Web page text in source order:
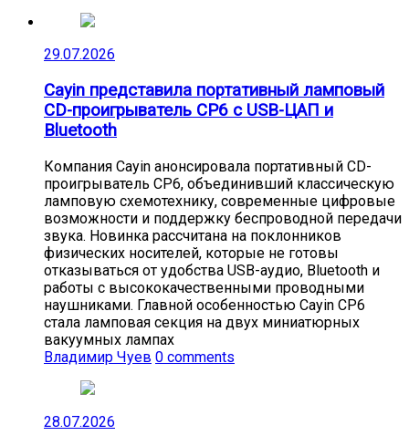
29.07.2026
Cayin представила портативный ламповый
CD-проигрыватель CP6 с USB-ЦАП и
Bluetooth
Компания Cayin анонсировала портативный CD-
проигрыватель CP6, объединивший классическую
ламповую схемотехнику, современные цифровые
возможности и поддержку беспроводной передачи
звука. Новинка рассчитана на поклонников
физических носителей, которые не готовы
отказываться от удобства USB-аудио, Bluetooth и
работы с высококачественными проводными
наушниками. Главной особенностью Cayin CP6
стала ламповая секция на двух миниатюрных
вакуумных лампах
Владимир Чуев 0 comments
28.07.2026